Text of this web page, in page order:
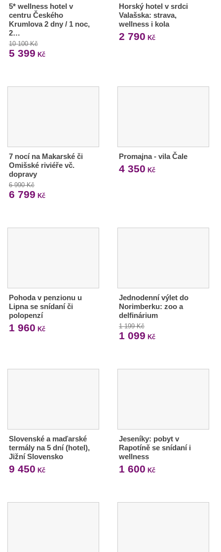
5* wellness hotel v
centru Českého
Krumlova 2 dny / 1 noc,
2…
10 100 Kč
5 399 Kč
Horský hotel v srdci
Valašska: strava,
wellness i kola
2 790 Kč
7 nocí na Makarské či
Omišské riviéře vč.
dopravy
6 990 Kč
6 799 Kč
Promajna - vila Čale
4 350 Kč
Pohoda v penzionu u
Lipna se snídaní či
polopenzí
1 960 Kč
Jednodenní výlet do
Norimberku: zoo a
delfinárium
1 199 Kč
1 099 Kč
Slovenské a maďarské
termály na 5 dní (hotel),
Jižní Slovensko
9 450 Kč
Jeseníky: pobyt v
Rapotíně se snídaní i
wellness
1 600 Kč